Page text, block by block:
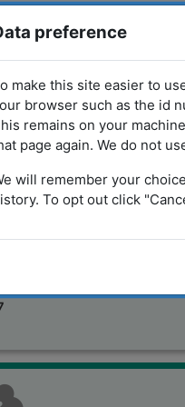
Inclusione La collana
Orizzonti
preference
make this site easier to
browser such as the id
remains on your
page again. We do not
will remember your
To opt out click